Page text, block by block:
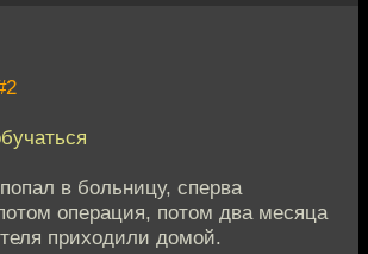
в больницу, сперва
операция, потом два месяца
приходили домой.